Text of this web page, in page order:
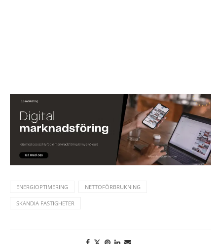
ENERGIOPTIMERING NETTOFÖRBRUKNING
SKANDIA FASTIGHETER